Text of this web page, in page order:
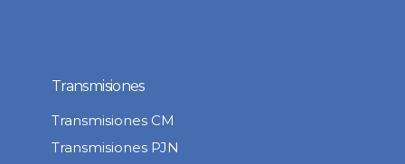
Transmisiones
Transmisiones CM
Transmisiones PJN